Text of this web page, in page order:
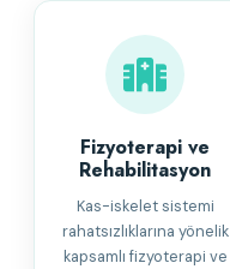
Fizyoterapi ve
Rehabilitasyon
Kas-iskelet sistemi
rahatsızlıklarına yönelik
kapsamlı fizyoterapi ve